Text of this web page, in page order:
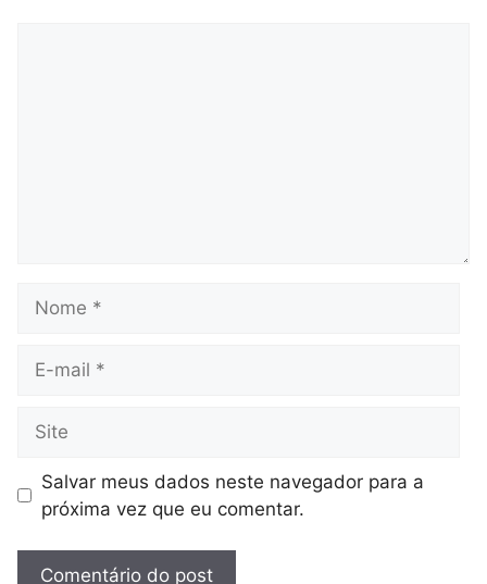
mail
Salvar meus dados neste navegador para a
próxima vez que eu comentar.